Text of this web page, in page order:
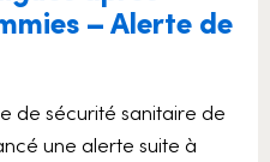
– Alerte de
de sécurité sanitaire de
une alerte suite à